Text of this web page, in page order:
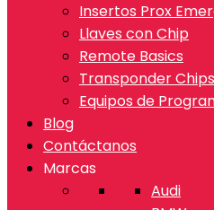
Insertos Prox
Llaves con Chip
Remote Basics
Transponder Chips
Equipos de
Blog
Contáctanos
Marcas
Audi